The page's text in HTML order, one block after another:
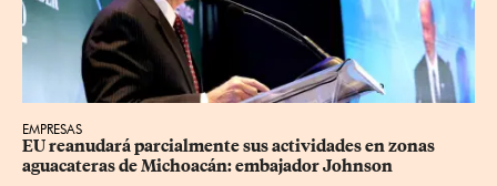
EMPRESAS
EU reanudará parcialmente sus actividades en zonas
aguacateras de Michoacán: embajador Johnson